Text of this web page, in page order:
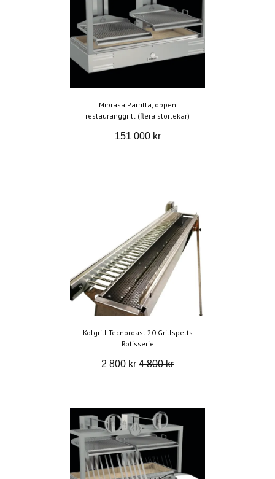
Mibrasa Parrilla, öppen
restauranggrill (flera storlekar)
151 000 kr
Kolgrill Tecnoroast 20 Grillspetts
Rotisserie
2 800 kr 4 800 kr